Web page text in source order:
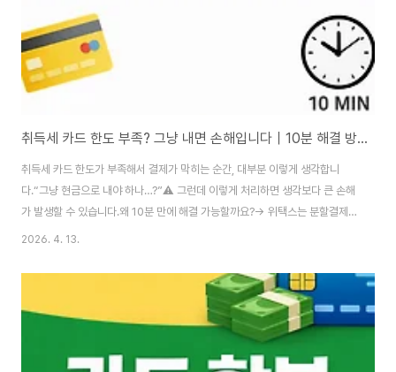
취득세 카드 한도 부족? 그냥 내면 손해입니다｜10분 해결 방법 (2026)
취득세 카드 한도가 부족해서 결제가 막히는 순간, 대부분 이렇게 생각합니
다.“그냥 현금으로 내야 하나…?”⚠️ 그런데 이렇게 처리하면 생각보다 큰 손해
가 발생할 수 있습니다.왜 10분 만에 해결 가능할까요?→ 위택스는 분할결제
를 지원합니다 → 카드사 임시 한도 상향은 전화 한 통화로 해결되는 경우가 많
이자 할부를 놓치면 → 2,000만 원 기준 이자만 약 100만~300만 원 이상 발
생할 수 있습니다 (카드사 및 할부 조건에 따라 차이 있음)✔ 카드사 이벤트를
놓치면 → 캐시백·쿠폰 등 몇 만 원 혜택이 사라집니다 ✔ 한도 해결 방법을 모
르고 결제하면 → 원래 카드로 낼 수 있는 세금을 현금으로 한 번에 납부하게
됩니다 👉 결국..
2026. 4. 13.